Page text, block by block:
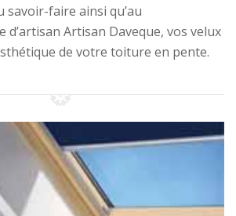
savoir-faire ainsi qu’au
d’artisan Artisan Daveque, vos velux
de votre toiture en pente.